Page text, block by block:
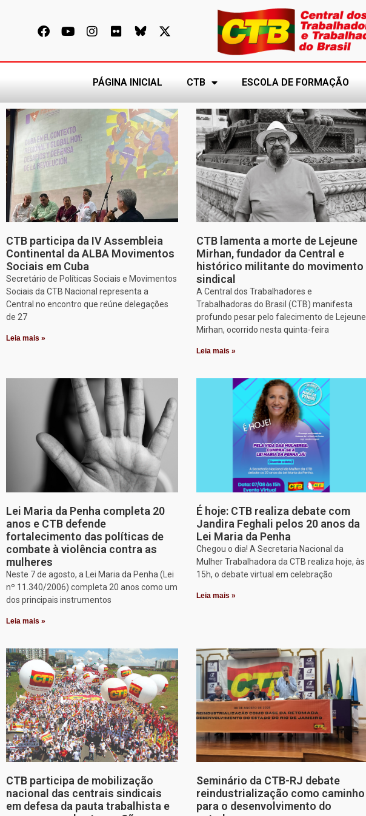
PÁGINA INICIAL CTB ESCOLA DE FORMAÇÃO
CTB participa da IV Assembleia
Continental da ALBA Movimentos
Sociais em Cuba
Secretário de Políticas Sociais e Movimentos
Sociais da CTB Nacional representa a
Central no encontro que reúne delegações
de 27
Leia mais »
CTB lamenta a morte de Lejeune
Mirhan, fundador da Central e
histórico militante do movimento
sindical
A Central dos Trabalhadores e
Trabalhadoras do Brasil (CTB) manifesta
profundo pesar pelo falecimento de Lejeune
Mirhan, ocorrido nesta quinta-feira
Leia mais »
Lei Maria da Penha completa 20
anos e CTB defende
fortalecimento das políticas de
combate à violência contra as
mulheres
Neste 7 de agosto, a Lei Maria da Penha (Lei
nº 11.340/2006) completa 20 anos como um
dos principais instrumentos
Leia mais »
É hoje: CTB realiza debate com
Jandira Feghali pelos 20 anos da
Lei Maria da Penha
Chegou o dia! A Secretaria Nacional da
Mulher Trabalhadora da CTB realiza hoje, às
15h, o debate virtual em celebração
Leia mais »
CTB participa de mobilização
nacional das centrais sindicais
em defesa da pauta trabalhista e
Seminário da CTB-RJ debate
reindustrialização como caminho
para o desenvolvimento do